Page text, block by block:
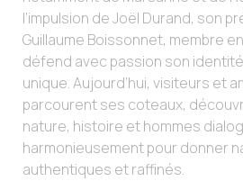
l’impulsion de Joël Durand, son
Guillaume Boissonnet, membre
défend avec passion son
unique. Aujourd’hui, visiteurs et
parcourent ses coteaux,
nature, histoire et hommes
harmonieusement pour donner
authentiques et raffinés.